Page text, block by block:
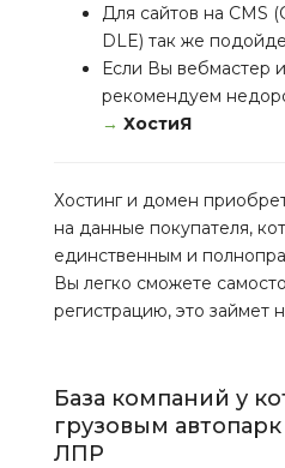
Для сайтов на CMS
DLE) так же
Если Вы вебмастер
рекомендуем
→ ХостиЯ
Хостинг и домен
на данные покупателя,
единственным и
Вы легко сможете
регистрацию, это займет
База компаний у
грузовым
ЛПР